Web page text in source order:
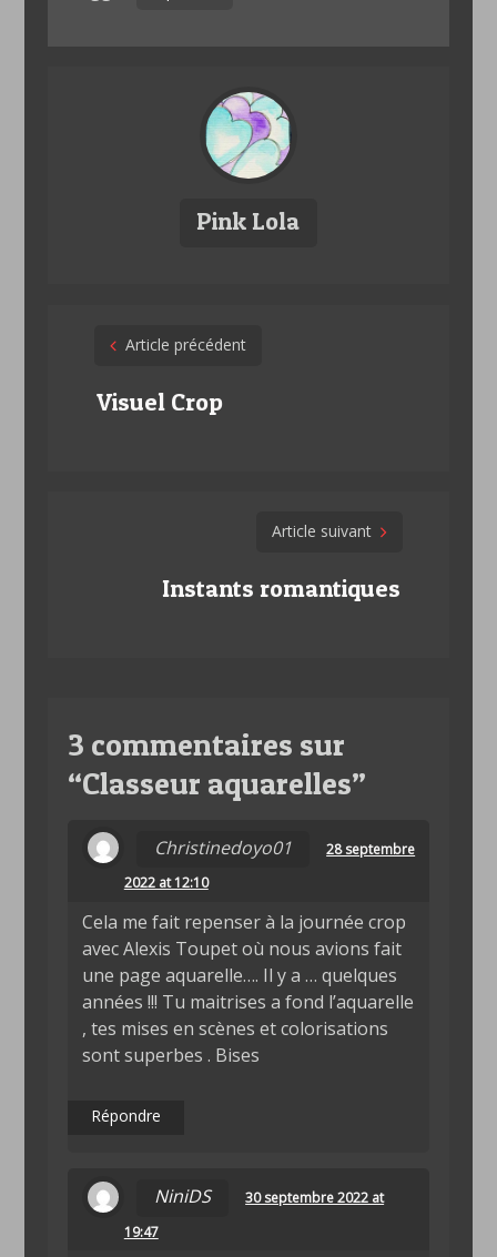
Pink Lola
Post
navigation
Article précédent
Visuel Crop
Article suivant
Instants romantiques
3 commentaires sur
“Classeur aquarelles”
Christinedoyo01
28 septembre
2022 at 12:10
Cela me fait repenser à la journée crop
avec Alexis Toupet où nous avions fait
une page aquarelle…. Il y a … quelques
années !!! Tu maitrises a fond l’aquarelle
, tes mises en scènes et colorisations
sont superbes . Bises
Répondre
NiniDS
30 septembre 2022 at
19:47